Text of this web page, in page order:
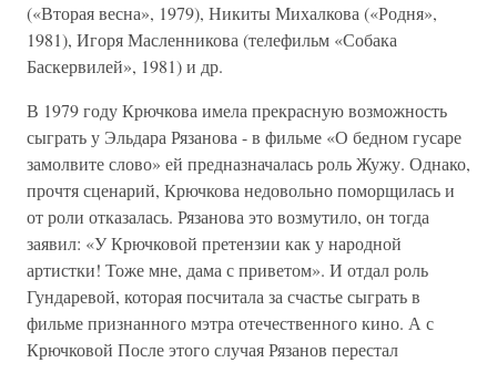
(«Вторая весна», 1979), Никиты Михалкова («Родня»,
1981), Игоря Масленникова (телефильм «Собака
Баскервилей», 1981) и др.
В 1979 году Крючкова имела прекрасную возможность
сыграть у Эльдара Рязанова - в фильме «О бедном гусаре
замолвите слово» ей предназначалась роль Жужу. Однако,
прочтя сценарий, Крючкова недовольно поморщилась и
от роли отказалась. Рязанова это возмутило, он тогда
заявил: «У Крючковой претензии как у народной
артистки! Тоже мне, дама с приветом». И отдал роль
Гундаревой, которая посчитала за счастье сыграть в
фильме признанного мэтра отечественного кино. А с
Крючковой После этого случая Рязанов перестал